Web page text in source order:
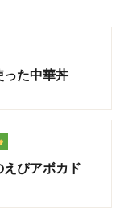
った中華丼
びアボカド